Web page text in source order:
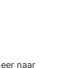
naar